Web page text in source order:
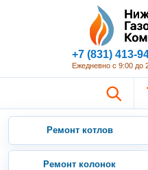
+7 (831) 413-
Ежедневно с 9:00 до
Ремонт котлов
Ремонт колонок